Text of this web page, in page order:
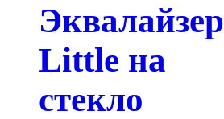
Эквалайзер
Little на
стекло